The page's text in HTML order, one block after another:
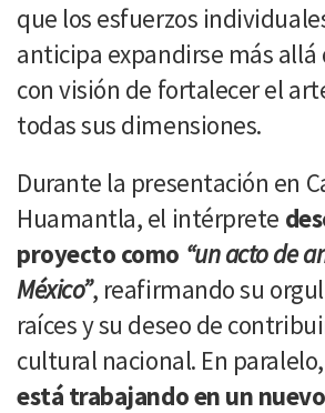
que los esfuerzos
anticipa expandirse más allá
con visión de fortalecer el
todas sus dimensiones.
Durante la presentación en
Huamantla, el intérprete
proyecto como “un acto de
México”, reafirmando su
raíces y su deseo de
cultural nacional. En paralelo,
está trabajando en un